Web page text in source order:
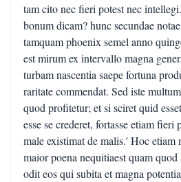
tam cito nec fieri potest nec
bonum dicam? hunc secundae
tamquam phoenix semel anno
est mirum ex intervallo magna
turbam nascentia saepe fortuna
raritate commendat. Sed iste
quod profitetur; et si sciret quid
esse se crederet, fortasse etiam fieri
male existimat de malis.' Hoc etiam
maior poena nequitiaest quam
odit eos qui subita et magna